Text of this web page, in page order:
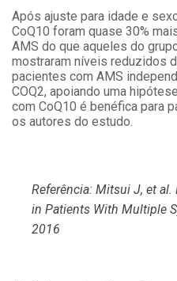
Após ajuste para idade e
CoQ10 foram quase 30%
AMS do que aqueles do
mostraram níveis reduzidos
pacientes com AMS
COQ2, apoiando uma
com CoQ10 é benéfica para
os autores do estudo.
Referência: Mitsui J, et
in Patients With Multiple
2016